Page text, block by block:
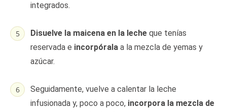
integrados.
Disuelve la maicena en la leche que tenías
reservada e incorpórala a la mezcla de yemas y
azúcar.
Seguidamente, vuelve a calentar la leche
infusionada y, poco a poco, incorpora la mezcla de